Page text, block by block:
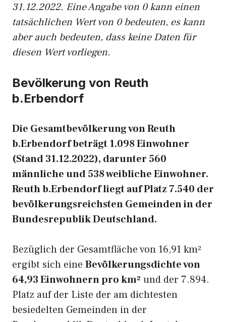
31.12.2022. Eine Angabe von 0 kann einen
tatsächlichen Wert von 0 bedeuten, es kann
aber auch bedeuten, dass keine Daten für
diesen Wert vorliegen.
Bevölkerung von Reuth
b.Erbendorf
Die Gesamtbevölkerung von Reuth
b.Erbendorf beträgt 1.098 Einwohner
(Stand 31.12.2022), darunter 560
männliche und 538 weibliche Einwohner.
Reuth b.Erbendorf liegt auf Platz 7.540 der
bevölkerungsreichsten Gemeinden in der
Bundesrepublik Deutschland.
Bezüglich der Gesamtfläche von 16,91 km²
ergibt sich eine Bevölkerungsdichte von
64,93 Einwohnern pro km² und der 7.894.
Platz auf der Liste der am dichtesten
besiedelten Gemeinden in der